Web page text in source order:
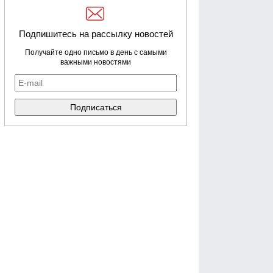
Подпишитесь на рассылку новостей
Получайте одно письмо в день с самыми
важными новостями